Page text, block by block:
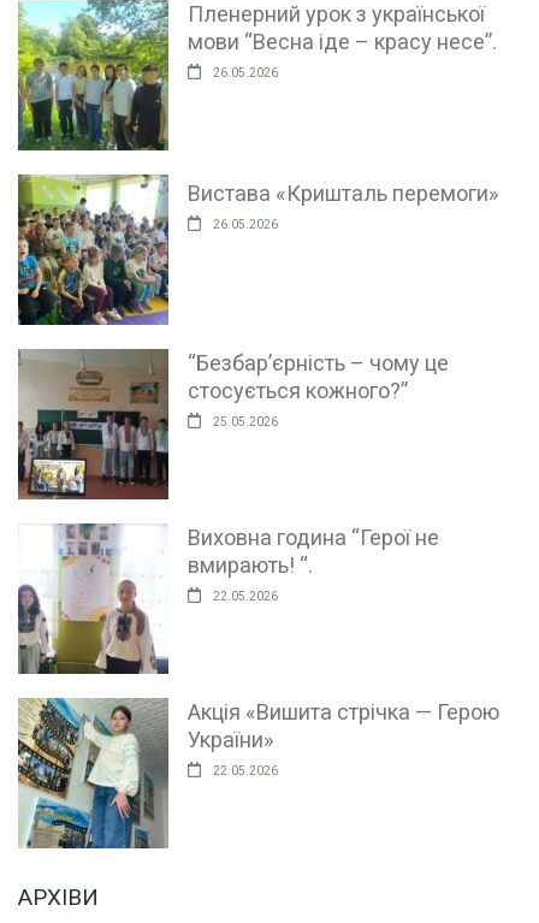
Пленерний урок з української
мови “Весна іде – красу несе”.
26.05.2026
Вистава «Кришталь перемоги»
26.05.2026
“Безбар’єрність – чому це
стосується кожного?”
25.05.2026
Виховна година “Герої не
вмирають! “.
22.05.2026
Акція «Вишита стрічка — Герою
України»
22.05.2026
АРХІВИ